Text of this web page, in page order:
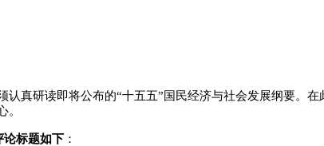
认真研读即将公布的“十五五”国民经济与社会发展纲要。
。
论标题如下 ：